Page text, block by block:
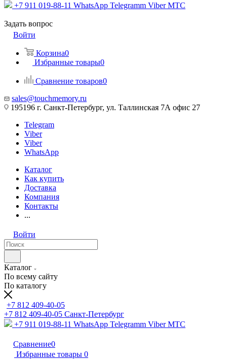
+7 911 019-88-11 WhatsApp Telegramm Viber МТС
Задать вопрос
Войти
Корзина0
Избранные товары0
Сравнение товаров0
sales@touchmemory.ru
195196 г. Санкт-Петербург, ул. Таллинская 7А офис 27
Telegram
Viber
Viber
WhatsApp
Каталог
Как купить
Доставка
Компания
Контакты
...
Войти
Каталог
По всему сайту
По каталогу
+7 812 409-40-05
+7 812 409-40-05 Санĸт-Петербург
+7 911 019-88-11 WhatsApp Telegramm Viber МТС
Сравнение0
Избранные товары 0